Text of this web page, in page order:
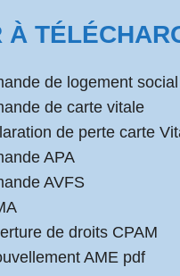
À
de logement social
de carte vitale
de perte carte
APA
AVFS
de droits CPAM
AME pdf